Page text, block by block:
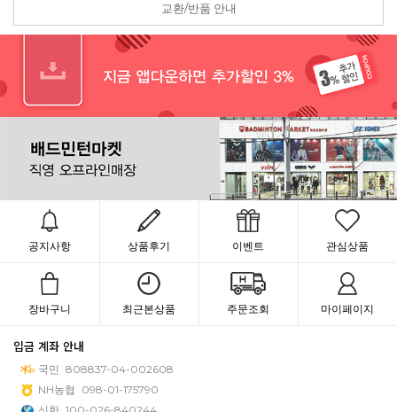
교환/반품 안내
공지사항 상품후기 이벤트 관심상품
장바구니 최근본상품 주문조회 마이페이지
입금 계좌 안내
국민 808837-04-002608
NH농협
098-01-175790